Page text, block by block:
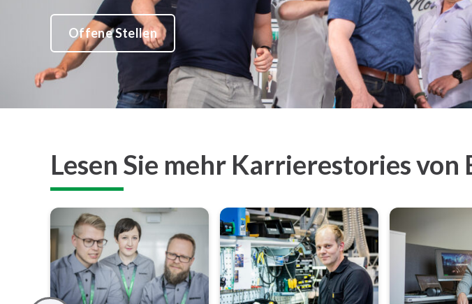
Offene Stellen
Lesen Sie mehr Karrierestories